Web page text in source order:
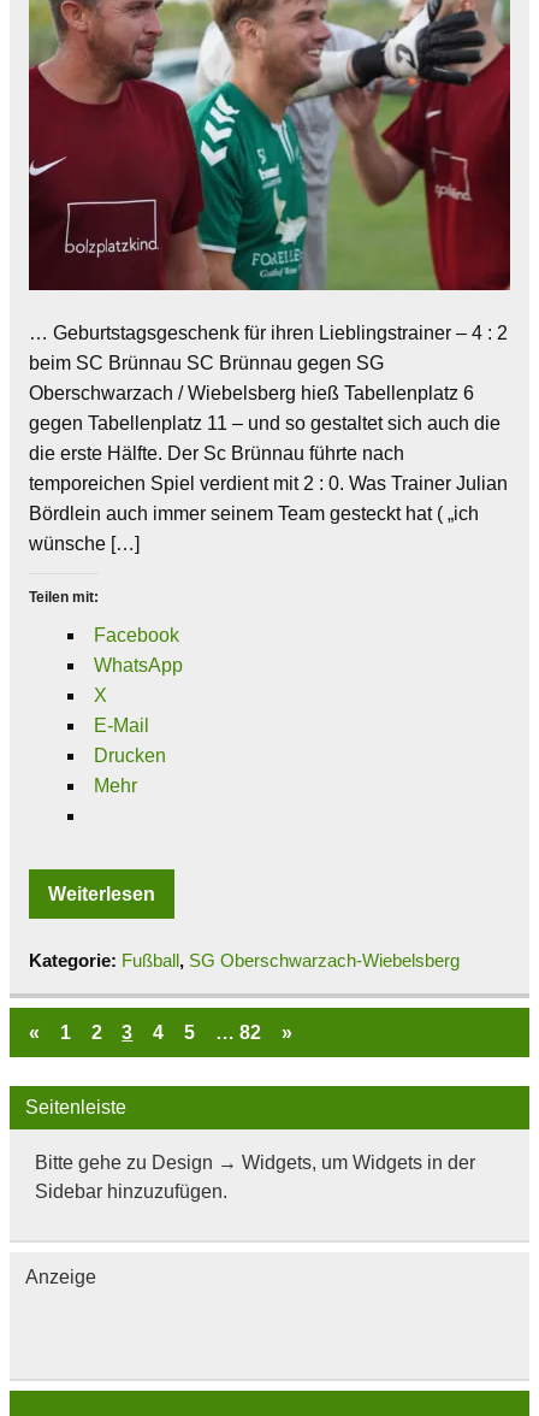
… Geburtstagsgeschenk für ihren Lieblingstrainer – 4 : 2
beim SC Brünnau SC Brünnau gegen SG
Oberschwarzach / Wiebelsberg hieß Tabellenplatz 6
gegen Tabellenplatz 11 – und so gestaltet sich auch die
die erste Hälfte. Der Sc Brünnau führte nach
temporeichen Spiel verdient mit 2 : 0. Was Trainer Julian
Bördlein auch immer seinem Team gesteckt hat ( „ich
wünsche […]
Teilen mit:
Facebook
WhatsApp
X
E-Mail
Drucken
Mehr
Weiterlesen
Kategorie: Fußball, SG Oberschwarzach-Wiebelsberg
« 1 2 3 4 5 … 82 »
Seitenleiste
Bitte gehe zu Design → Widgets, um Widgets in der
Sidebar hinzuzufügen.
Anzeige